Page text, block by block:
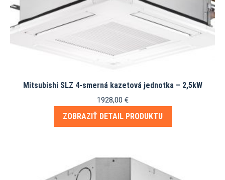
Mitsubishi SLZ 4-smerná kazetová jednotka – 2,5kW
1928,00 €
ZOBRAZIŤ DETAIL PRODUKTU